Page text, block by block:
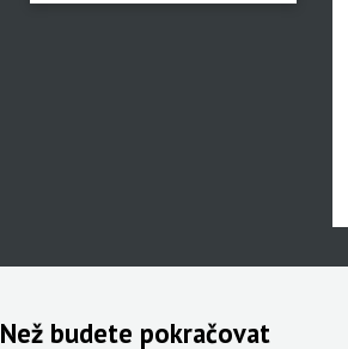
Než budete pokračovat